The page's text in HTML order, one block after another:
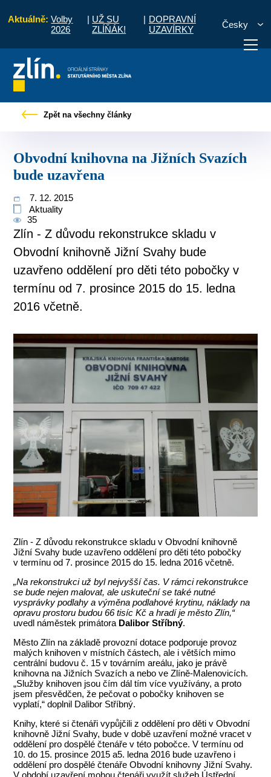
Aktuálně: Volby
2026
| UŽ SU
ZLÍŇÁK!
| DOPRAVNÍ
UZAVÍRKY
Česky
vyřídit Potřebuji zaplatit
Zpět na všechny články
Obvodní knihovna na Jižních Svazích
bude uzavřena
7. 12. 2015
Aktuality
35
Zlín - Z důvodu rekonstrukce skladu v
Obvodní knihovně Jižní Svahy bude
uzavřeno oddělení pro děti této pobočky v
termínu od 7. prosince 2015 do 15. ledna
2016 včetně.
Zlín - Z důvodu rekonstrukce skladu v Obvodní knihovně
Jižní Svahy bude uzavřeno oddělení pro děti této pobočky
v termínu od 7. prosince 2015 do 15. ledna 2016 včetně.
„Na rekonstrukci už byl nejvyšší čas. V rámci rekonstrukce
se bude nejen malovat, ale uskuteční se také nutné
vysprávky podlahy a výměna podlahové krytinu, náklady na
opravu prostoru budou 66 tisíc Kč a hradí je město Zlín,“
uvedl náměstek primátora Dalibor Stříbný.
Město Zlín na základě provozní dotace podporuje provoz
malých knihoven v místních částech, ale i větších mimo
centrální budovu č. 15 v továrním areálu, jako je právě
knihovna na Jižních Svazích a nebo ve Zlíně-Malenovicích.
„Služby knihoven jsou čím dál tím více využívány, a proto
jsem přesvědčen, že pečovat o pobočky knihoven se
vyplatí,“ doplnil Dalibor Stříbný.
Knihy, které si čtenáři vypůjčili z oddělení pro děti v Obvodní
knihovně Jižní Svahy, bude v době uzavření možné vracet v
oddělení pro dospělé čtenáře v této pobočce. V termínu od
10. do 15. prosince 2015 a5. ledna 2016 bude uzavřeno i
oddělení pro dospělé čtenáře Obvodní knihovny Jižní Svahy.